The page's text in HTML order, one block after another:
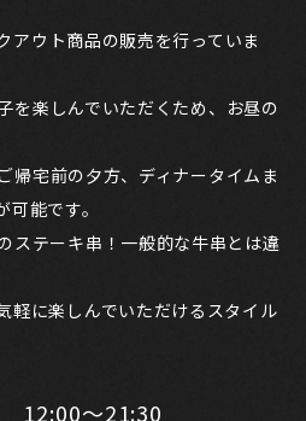
アウト商品の販売を行っていま
を楽しんでいただくため、お昼の
帰宅前の夕方、ディナータイムま
能です。
ステーキ串！一般的な牛串とは違
軽に楽しんでいただけるスタイル
12:00～21:30